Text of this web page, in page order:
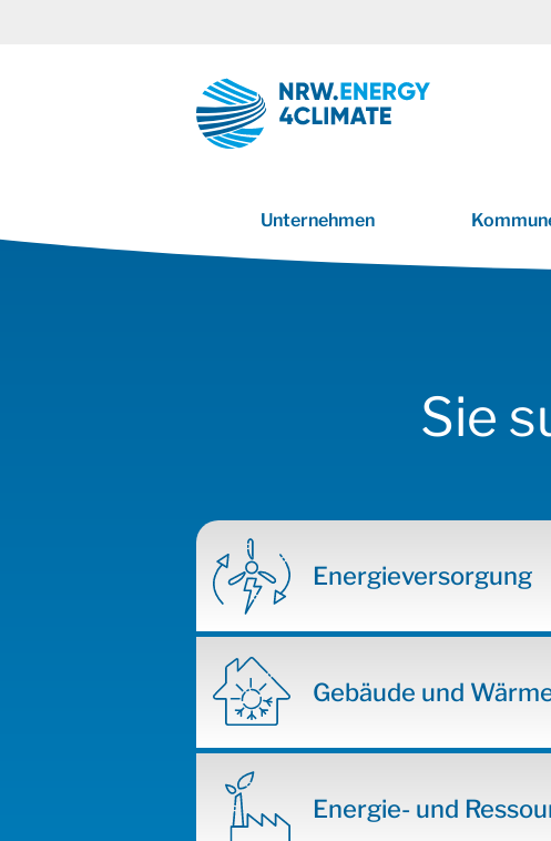
Unternehmen
Sie
Energieversorgung
Gebäude und
Energie- und